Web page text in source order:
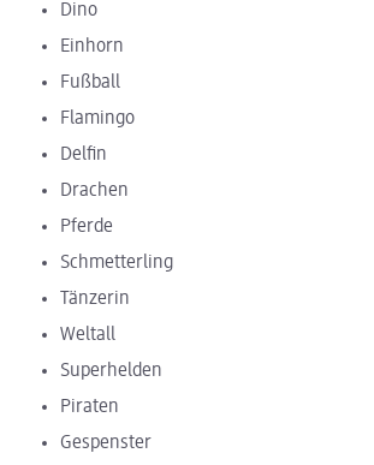
Dino
Einhorn
Fußball
Flamingo
Delfin
Drachen
Pferde
Schmetterling
Tänzerin
Weltall
Superhelden
Piraten
Gespenster